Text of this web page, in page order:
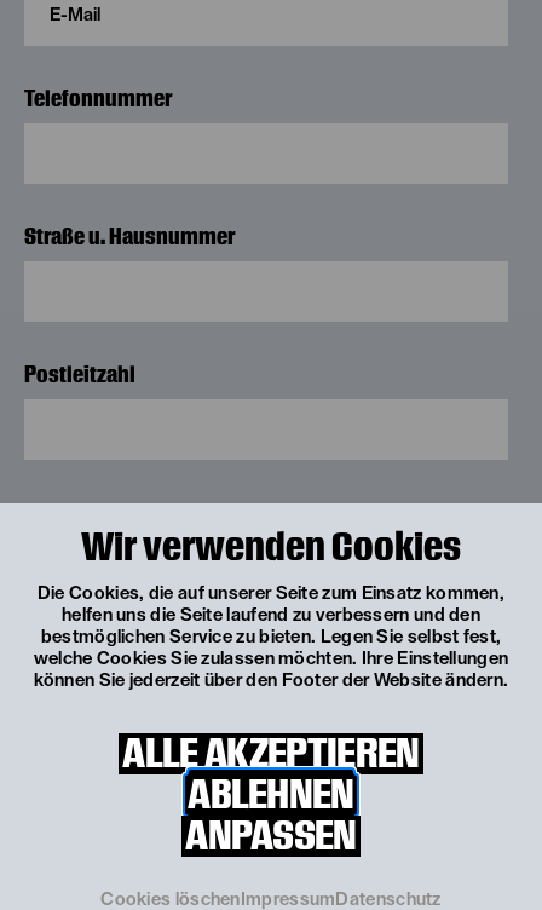
Wir verwenden Cookies
Die Cookies, die auf unserer Seite zum Einsatz kommen,
helfen uns die Seite laufend zu verbessern und den
bestmöglichen Service zu bieten. Legen Sie selbst fest,
welche Cookies Sie zulassen möchten. Ihre Einstellungen
können Sie jederzeit über den Footer der Website ändern.
ALLE AKZEPTIEREN
ABLEHNEN
ANPASSEN
Cookies löschen Impressum Datenschutz
Telefonnummer
Straße u. Hausnummer
Postleitzahl
Stadt
Land